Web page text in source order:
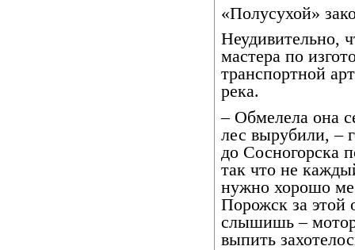
«Полусухой»
Неудивительно,
мастера по
транспортной
река.
– Обмелела она
лес вырубили, –
до Сосногорска
так что не
нужно хорошо
Порожск за этой
слышишь – мотор
выпить